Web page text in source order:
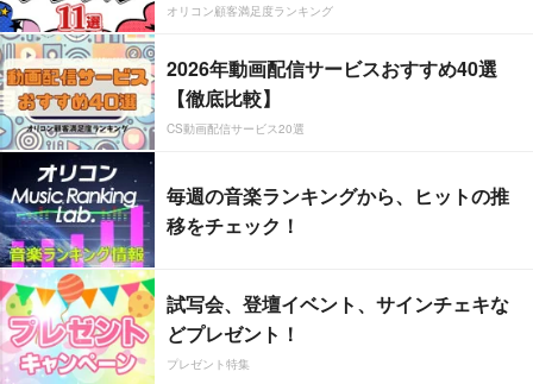
オリコン顧客満足度ランキング
2026年動画配信サービスおすすめ40選
【徹底比較】
CS動画配信サービス20選
毎週の音楽ランキングから、ヒットの推
移をチェック！
試写会、登壇イベント、サインチェキな
どプレゼント！
プレゼント特集